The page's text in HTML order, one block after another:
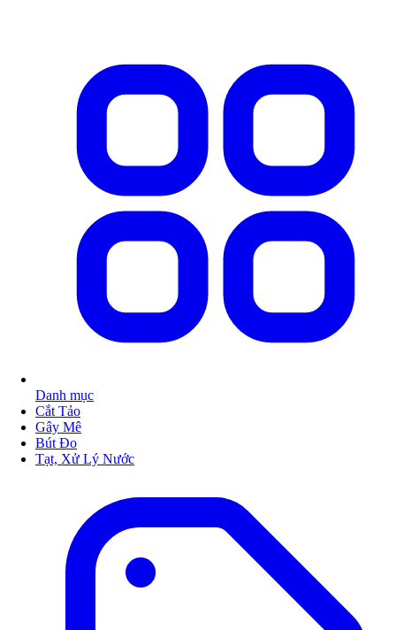
Danh mục
Cắt Tảo
Gây Mê
Bút Đo
Tạt, Xử Lý Nước